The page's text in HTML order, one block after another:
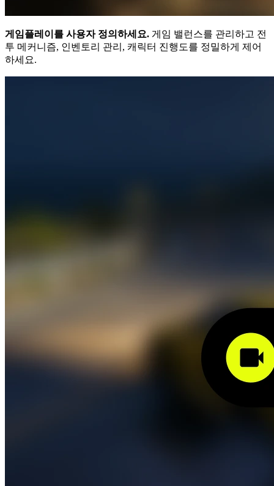
게임플레이를 사용자 정의하세요. 게임 밸런스를 관리하고 전
투 메커니즘, 인벤토리 관리, 캐릭터 진행도를 정밀하게 제어
하세요.